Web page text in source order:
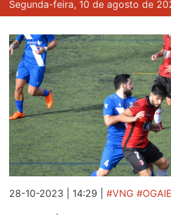
Segunda-feira, 10 de agosto de
28-10-2023 | 14:29 #VNG